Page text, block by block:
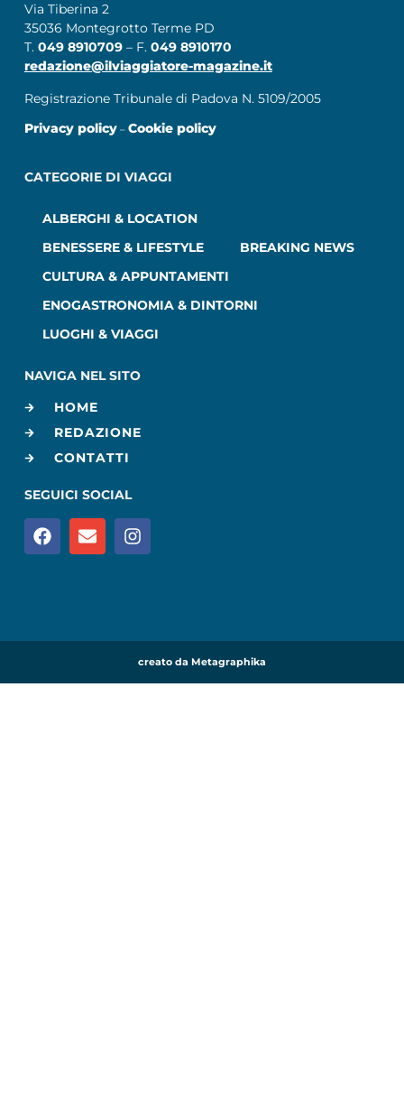
Via Tiberina 2
35036 Montegrotto Terme PD
T. 049 8910709 – F. 049 8910170
redazione@ilviaggiatore-magazine.it
Registrazione Tribunale di Padova N. 5109/2005
Privacy policy– Cookie policy
CATEGORIE DI VIAGGI
ALBERGHI & LOCATION
BENESSERE & LIFESTYLE
BREAKING NEWS
CULTURA & APPUNTAMENTI
ENOGASTRONOMIA & DINTORNI
LUOGHI & VIAGGI
NAVIGA NEL SITO
HOME
REDAZIONE
CONTATTI
SEGUICI SOCIAL
creato da Metagraphika